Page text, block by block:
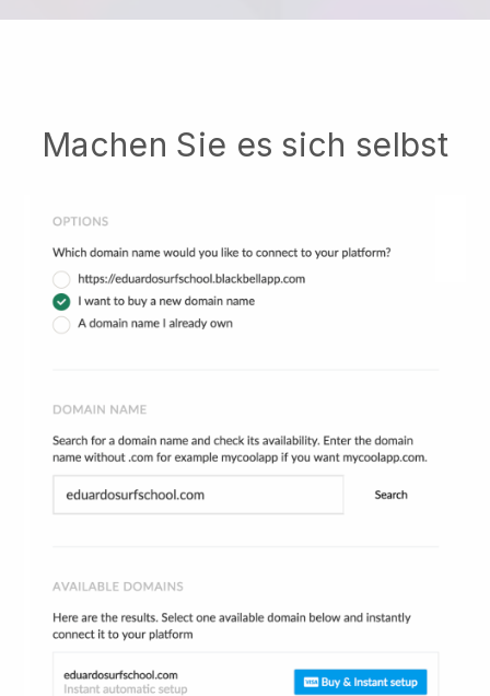
Machen Sie es sich selbst